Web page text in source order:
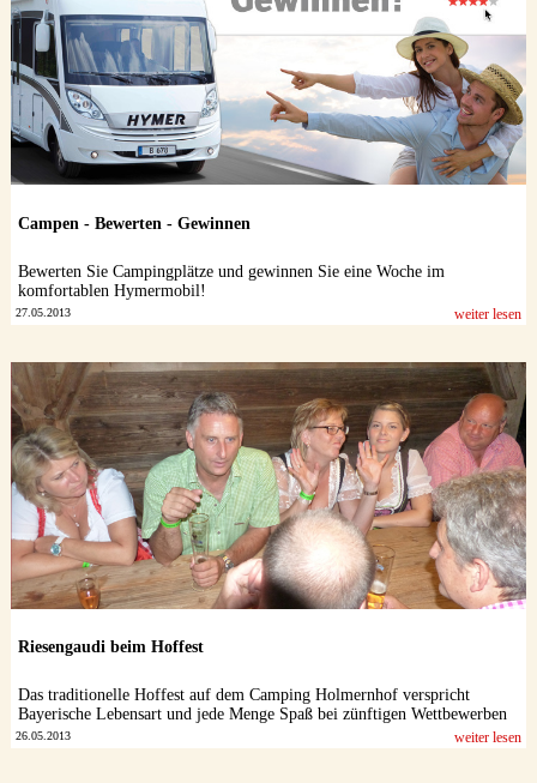
Campen - Bewerten - Gewinnen
Bewerten Sie Campingplätze und gewinnen Sie eine Woche im
komfortablen Hymermobil!
27.05.2013 weiter lesen
Riesengaudi beim Hoffest
Das traditionelle Hoffest auf dem Camping Holmernhof verspricht
Bayerische Lebensart und jede Menge Spaß bei zünftigen Wettbewerben
26.05.2013 weiter lesen